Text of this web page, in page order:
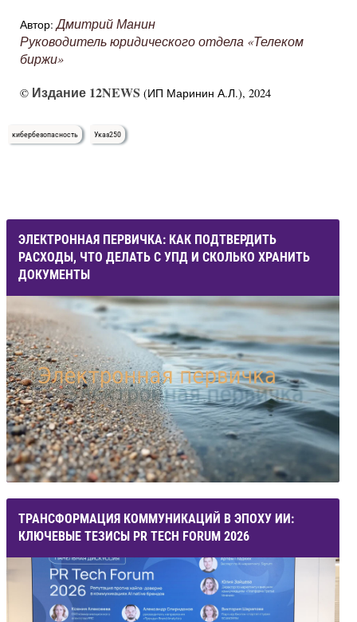
Автор:Дмитрий Манин
Руководитель юридического отдела «Телеком
биржи»
© Издание 12NEWS (ИП Маринин А.Л.), 2024
кибербезопасность Указ250
ЭЛЕКТРОННАЯ ПЕРВИЧКА: КАК ПОДТВЕРДИТЬ
РАСХОДЫ, ЧТО ДЕЛАТЬ С УПД И СКОЛЬКО ХРАНИТЬ
ДОКУМЕНТЫ
ТРАНСФОРМАЦИЯ КОММУНИКАЦИЙ В ЭПОХУ ИИ:
КЛЮЧЕВЫЕ ТЕЗИСЫ PR TECH FORUM 2026